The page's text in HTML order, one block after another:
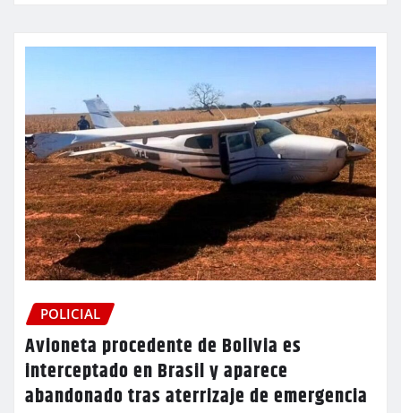
POLICIAL
Avioneta procedente de Bolivia es
interceptado en Brasil y aparece
abandonado tras aterrizaje de emergencia